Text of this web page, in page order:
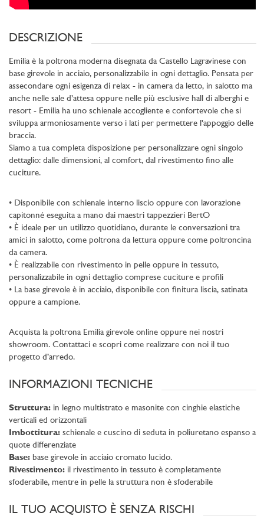
DESCRIZIONE
Emilia è la poltrona moderna disegnata da Castello Lagravinese con
base girevole in acciaio, personalizzabile in ogni dettaglio. Pensata per
assecondare ogni esigenza di relax - in camera da letto, in salotto ma
anche nelle sale d’attesa oppure nelle più esclusive hall di alberghi e
resort - Emilia ha uno schienale accogliente e confortevole che si
sviluppa armoniosamente verso i lati per permettere l'appoggio delle
braccia.
Siamo a tua completa disposizione per personalizzare ogni singolo
dettaglio: dalle dimensioni, al comfort, dal rivestimento fino alle
cuciture.
• Disponibile con schienale interno liscio oppure con lavorazione
capitonné eseguita a mano dai maestri tappezzieri BertO
• È ideale per un utilizzo quotidiano, durante le conversazioni tra
amici in salotto, come poltrona da lettura oppure come poltroncina
da camera.
• È realizzabile con rivestimento in pelle oppure in tessuto,
personalizzabile in ogni dettaglio comprese cuciture e profili
• La base girevole è in acciaio, disponibile con finitura liscia, satinata
oppure a campione.
Acquista la poltrona Emilia girevole online oppure nei nostri
showroom. Contattaci e scopri come realizzare con noi il tuo
progetto d’arredo.
INFORMAZIONI TECNICHE
Struttura: in legno multistrato e masonite con cinghie elastiche
verticali ed orizzontali
Imbottitura: schienale e cuscino di seduta in poliuretano espanso a
quote differenziate
Base: base girevole in acciaio cromato lucido.
Rivestimento: il rivestimento in tessuto è completamente
sfoderabile, mentre in pelle la struttura non è sfoderabile
IL TUO ACQUISTO È SENZA RISCHI